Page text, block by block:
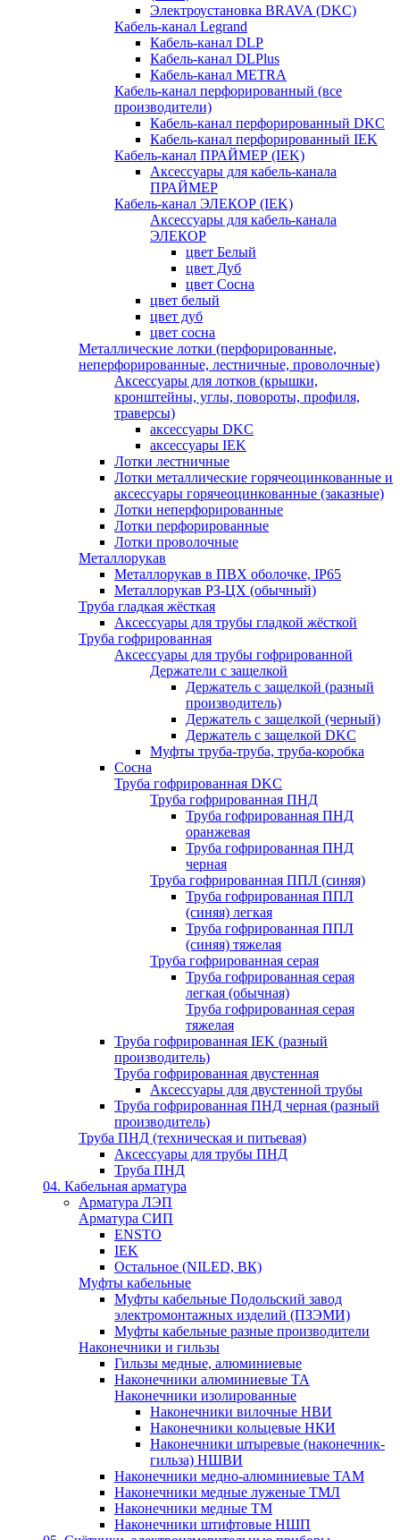
Электроустановка BRAVA (DKC)
Кабель-канал Legrand
Кабель-канал DLP
Кабель-канал DLPlus
Кабель-канал METRA
Кабель-канал перфорированный (все
производители)
Кабель-канал перфорированный DKC
Кабель-канал перфорированный IEK
Кабель-канал ПРАЙМЕР (IEK)
Аксессуары для кабель-канала
ПРАЙМЕР
Кабель-канал ЭЛЕКОР (IEK)
Аксессуары для кабель-канала
ЭЛЕКОР
цвет Белый
цвет Дуб
цвет Сосна
цвет белый
цвет дуб
цвет сосна
Металлические лотки (перфорированные,
неперфорированные, лестничные, проволочные)
Аксессуары для лотков (крышки,
кронштейны, углы, повороты, профиля,
траверсы)
аксессуары DKC
аксессуары IEK
Лотки лестничные
Лотки металлические горячеоцинкованные и
аксессуары горячеоцинкованные (заказные)
Лотки неперфорированные
Лотки перфорированные
Лотки проволочные
Металлорукав
Металлорукав в ПВХ оболочке, IP65
Металлорукав РЗ-ЦХ (обычный)
Труба гладкая жёсткая
Аксессуары для трубы гладкой жёсткой
Труба гофрированная
Аксессуары для трубы гофрированной
Держатели с защелкой
Держатель с защелкой (разный
производитель)
Держатель с защелкой (черный)
Держатель с защелкой DKC
Муфты труба-труба, труба-коробка
Сосна
Труба гофрированная DKC
Труба гофрированная ПНД
Труба гофрированная ПНД
оранжевая
Труба гофрированная ПНД
черная
Труба гофрированная ППЛ (синяя)
Труба гофрированная ППЛ
(синяя) легкая
Труба гофрированная ППЛ
(синяя) тяжелая
Труба гофрированная серая
Труба гофрированная серая
легкая (обычная)
Труба гофрированная серая
тяжелая
Труба гофрированная IEK (разный
производитель)
Труба гофрированная двустенная
Аксессуары для двустенной трубы
Труба гофрированная ПНД черная (разный
производитель)
Труба ПНД (техническая и питьевая)
Аксессуары для трубы ПНД
Труба ПНД
04. Кабельная арматура
Арматура ЛЭП
Арматура СИП
ENSTO
IEK
Остальное (NILED, ВК)
Муфты кабельные
Муфты кабельные Подольский завод
электромонтажных изделий (ПЗЭМИ)
Муфты кабельные разные производители
Наконечники и гильзы
Гильзы медные, алюминиевые
Наконечники алюминиевые ТА
Наконечники изолированные
Наконечники вилочные НВИ
Наконечники кольцевые НКИ
Наконечники штыревые (наконечник-
гильза) НШВИ
Наконечники медно-алюминиевые ТАМ
Наконечники медные луженые ТМЛ
Наконечники медные ТМ
Наконечники штифтовые НШП